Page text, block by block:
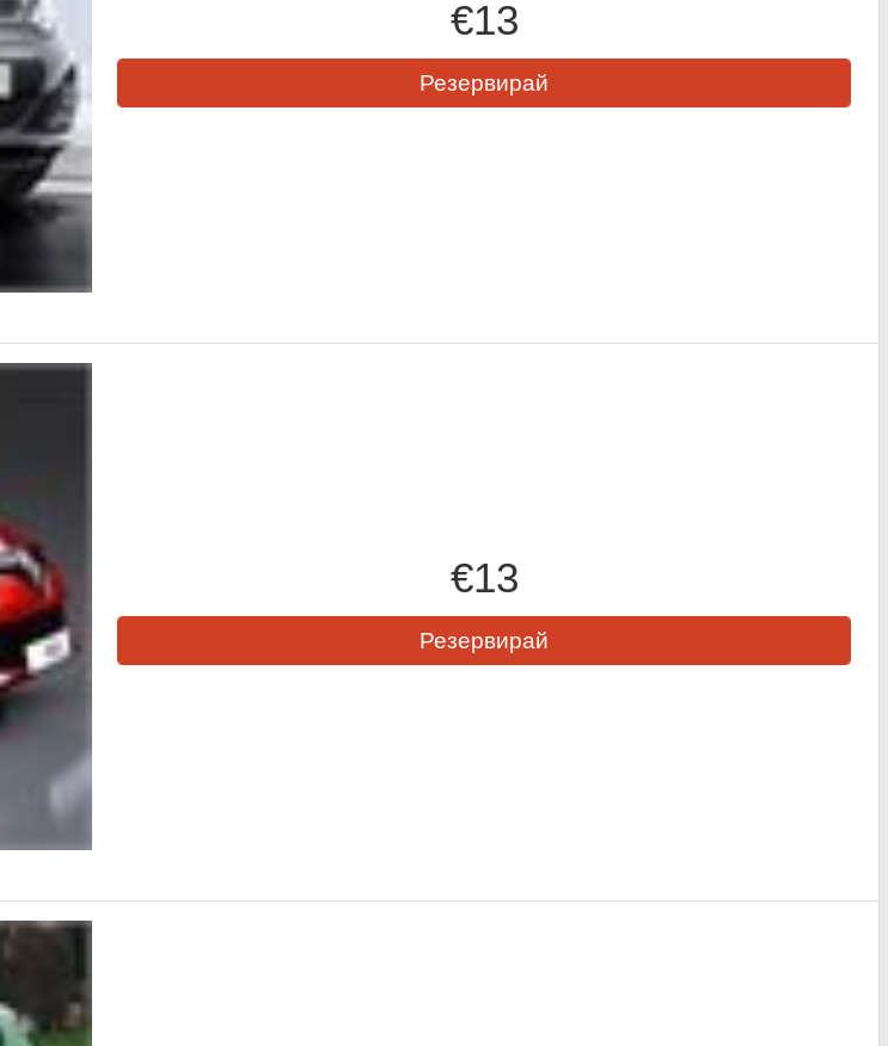
€13
Резервирай
€13
Резервирай